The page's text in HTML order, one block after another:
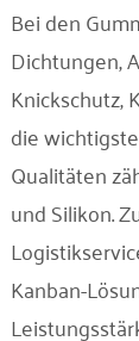
Bei den
Dichtungen,
Knickschutz,
die
Qualitäten
und Silikon.
Kanban-